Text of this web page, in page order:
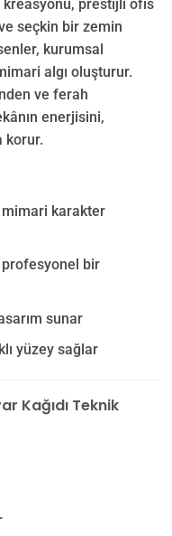
kreasyonu, prestijli ofis
seçkin bir zemin
kurumsal
algı oluşturur.
ve ferah
enerjisini,
korur.
karakter
bir
sunar
yüzey sağlar
Kağıdı Teknik